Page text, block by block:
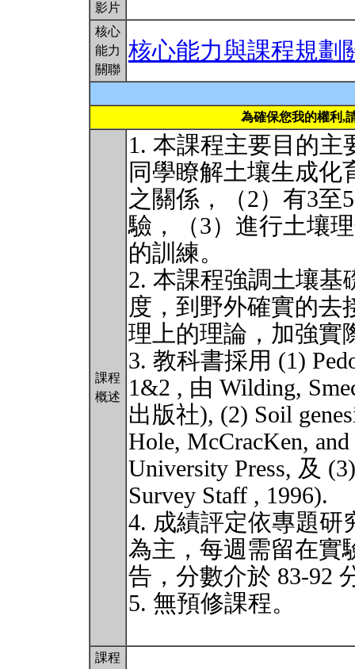
影片
核心
能力
關聯
核心能力與課程規劃
為確保您我的權利,
課程
概述
1. 本課程主要目的主
同學瞭解土壤生成化
之關係，（2）有3至
驗，（3）進行土壤
的訓練。
2. 本課程強調土壤基
度，到野外確實的去
理上的理論，加強實
3. 教科書採用 (1)
1&2 , 由 Wilding,
出版社), (2) Soil
Hole, McCracKen,
University Press, 及
Survey Staff , 1996).
4. 成績評定依專題研
為主，每週需留在實
告，分數介於 83-92
5. 無預修課程。
課程